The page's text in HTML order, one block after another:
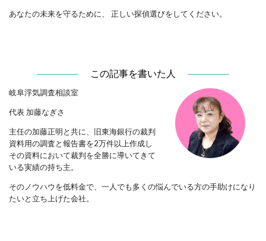
あなたの未来を守るために、 正しい探偵選びをしてください。
この記事を書いた人
岐阜浮気調査相談室
代表 加藤なぎさ
主任の加藤正明と共に、旧東海銀行の裁判
資料用の調査と報告書を2万件以上作成し
その資料において裁判を全勝に導いてきて
いる実績の持ち主。
そのノウハウを低料金で、一人でも多くの悩んでいる方の手助けになり
たいと立ち上げた会社。